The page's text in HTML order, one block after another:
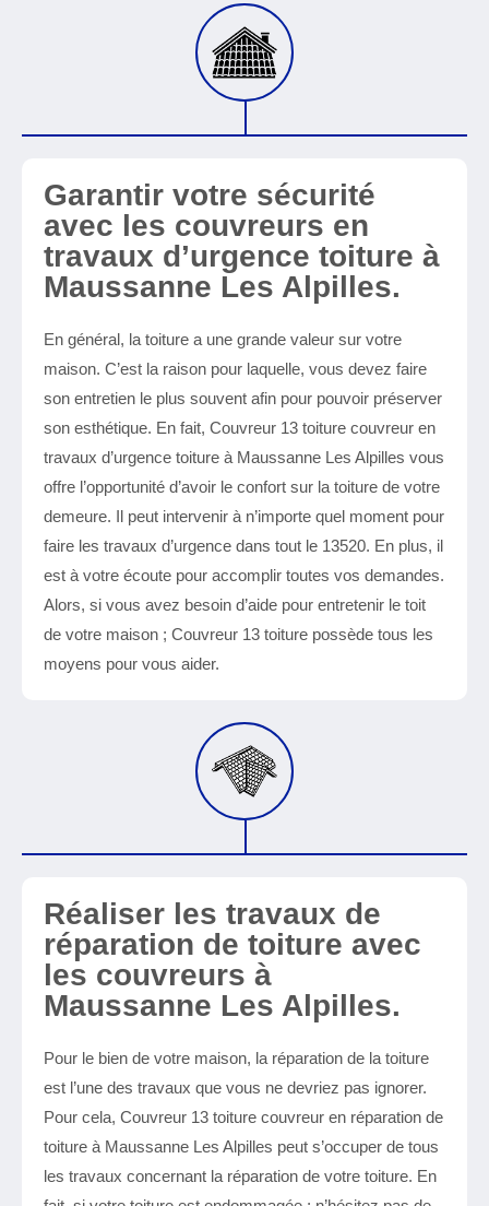
Garantir votre sécurité
avec les couvreurs en
travaux d’urgence toiture à
Maussanne Les Alpilles.
En général, la toiture a une grande valeur sur votre
maison. C’est la raison pour laquelle, vous devez faire
son entretien le plus souvent afin pour pouvoir préserver
son esthétique. En fait, Couvreur 13 toiture couvreur en
travaux d’urgence toiture à Maussanne Les Alpilles vous
offre l’opportunité d’avoir le confort sur la toiture de votre
demeure. Il peut intervenir à n’importe quel moment pour
faire les travaux d’urgence dans tout le 13520. En plus, il
est à votre écoute pour accomplir toutes vos demandes.
Alors, si vous avez besoin d’aide pour entretenir le toit
de votre maison ; Couvreur 13 toiture possède tous les
moyens pour vous aider.
Réaliser les travaux de
réparation de toiture avec
les couvreurs à
Maussanne Les Alpilles.
Pour le bien de votre maison, la réparation de la toiture
est l’une des travaux que vous ne devriez pas ignorer.
Pour cela, Couvreur 13 toiture couvreur en réparation de
toiture à Maussanne Les Alpilles peut s’occuper de tous
les travaux concernant la réparation de votre toiture. En